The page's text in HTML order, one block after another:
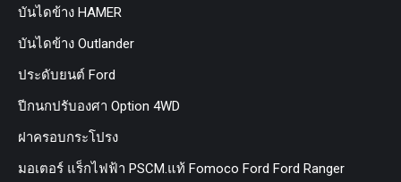
บันไดข้าง HAMER
บันไดข้าง Outlander
ประดับยนต์ Ford
ปีกนกปรับองศา Option 4WD
ฝาครอบกระโปรง
มอเตอร์ แร็กไฟฟ้า PSCM.แท้ Fomoco Ford Ford Ranger